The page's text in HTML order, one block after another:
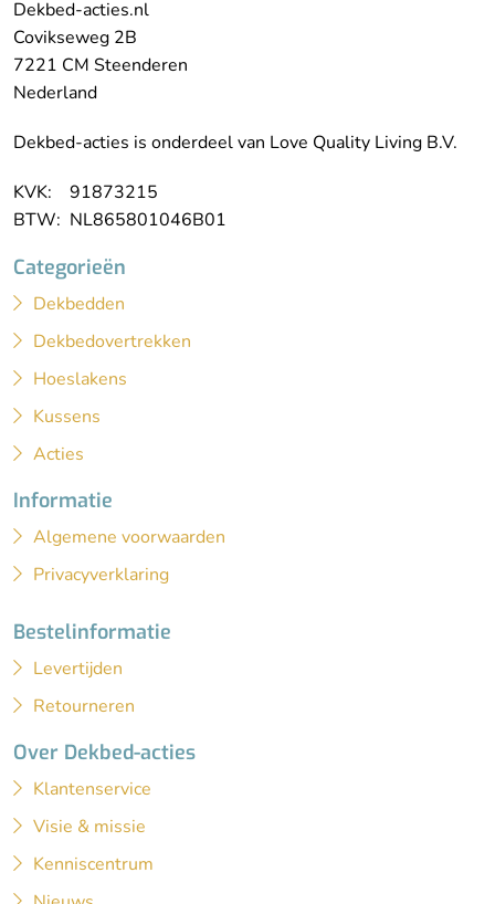
Dekbed-acties.nl
Covikseweg 2B
7221 CM Steenderen
Nederland
Dekbed-acties is onderdeel van Love Quality Living B.V.
KVK: 91873215
BTW: NL865801046B01
Categorieën
Dekbedden
Dekbedovertrekken
Hoeslakens
Kussens
Acties
Informatie
Algemene voorwaarden
Privacyverklaring
Bestelinformatie
Levertijden
Retourneren
Over Dekbed-acties
Klantenservice
Visie & missie
Kenniscentrum